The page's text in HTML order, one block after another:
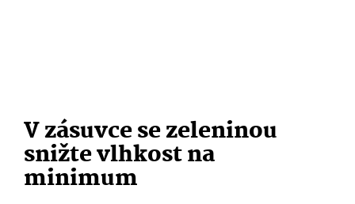
V zásuvce se zeleninou
snižte vlhkost na
minimum